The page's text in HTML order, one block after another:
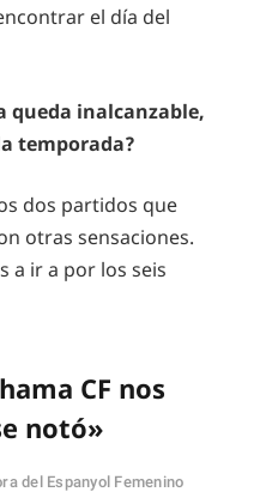
el día del
queda inalcanzable,
temporada?
dos partidos que
otras sensaciones.
a ir a por los seis
CF nos
notó»
del Espanyol Femenino